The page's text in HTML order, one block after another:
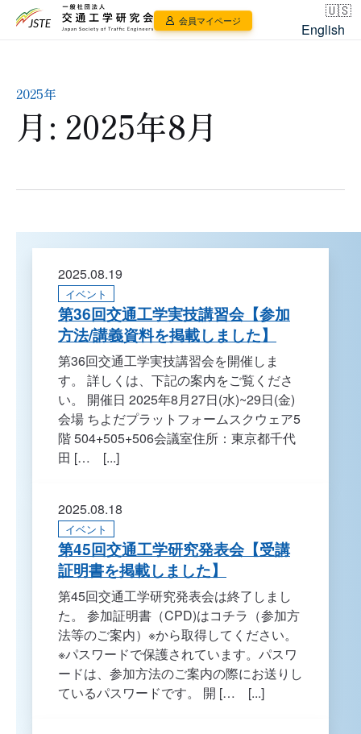
会員マイページ
English
2025年
月: 2025年8月
2025.08.19
イベント
第36回交通工学実技講習会【参加
方法/講義資料を掲載しました】
第36回交通工学実技講習会を開催しま
す。 詳しくは、下記の案内をご覧くださ
い。 開催日 2025年8月27日(水)~29日(金)
会場 ちよだプラットフォームスクウェア5
階 504+505+506会議室住所：東京都千代
田 [… [...]
2025.08.18
イベント
第45回交通工学研究発表会【受講
証明書を掲載しました】
第45回交通工学研究発表会は終了しまし
た。 参加証明書（CPD)はコチラ（参加方
法等のご案内）※から取得してください。
※パスワードで保護されています。パスワ
ードは、参加方法のご案内の際にお送りし
ているパスワードです。 開 [… [...]